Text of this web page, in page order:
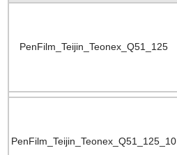
PenFilm_Teijin_Teonex_Q51_125
PenFilm_Teijin_Teonex_Q51_125_10